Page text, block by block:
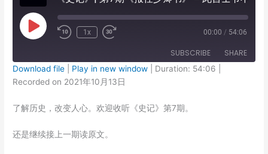
Play
Episode
1x 00:00 / 54:06
SUBSCRIBE SHARE
SHARE
LINK
EMBED
Download file Play in new window Duration: 54:06
Recorded on 2021年10月13日
了解历史，改变人心。欢迎收听《史记》第7期。
还是继续接上一期读原文。